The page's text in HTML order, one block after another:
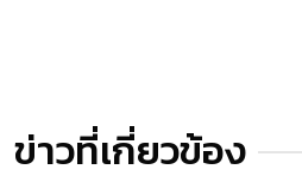
ข่าวที่เกี่ยวข้อง